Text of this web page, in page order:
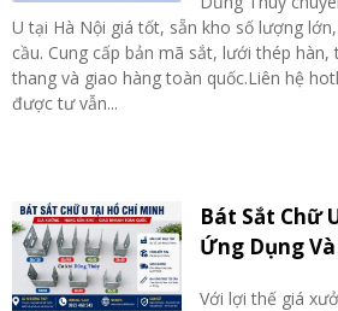
U tại Hà Nội giá tốt, sẵn kho số lượng
cầu. Cung cấp bản mã sắt, lưới thép
thang và giao hàng toàn quốc.Liên hệ
được tư vẫn...
Bát Sắt Chữ
Ứng Dụng
Với lợi thế giá